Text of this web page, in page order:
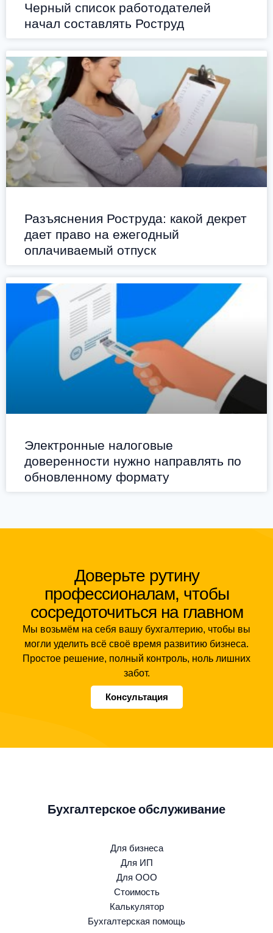
Черный список работодателей
начал составлять Роструд
Разъяснения Роструда: какой декрет
дает право на ежегодный
оплачиваемый отпуск
Электронные налоговые
доверенности нужно направлять по
обновленному формату
Доверьте рутину
профессионалам, чтобы
сосредоточиться на главном
Мы возьмём на себя вашу бухгалтерию, чтобы вы
могли уделить всё своё время развитию бизнеса.
Простое решение, полный контроль, ноль лишних
забот.
Консультация
Бухгалтерское обслуживание
Для бизнеса
Для ИП
Для ООО
Стоимость
Калькулятор
Бухгалтерская помощь